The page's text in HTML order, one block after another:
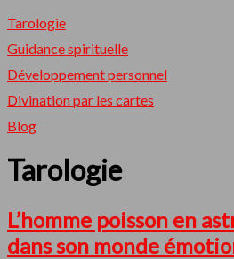
Tarologie
Guidance spirituelle
Développement personnel
Divination par les cartes
Blog
Tarologie
L’homme poisson en
dans son monde